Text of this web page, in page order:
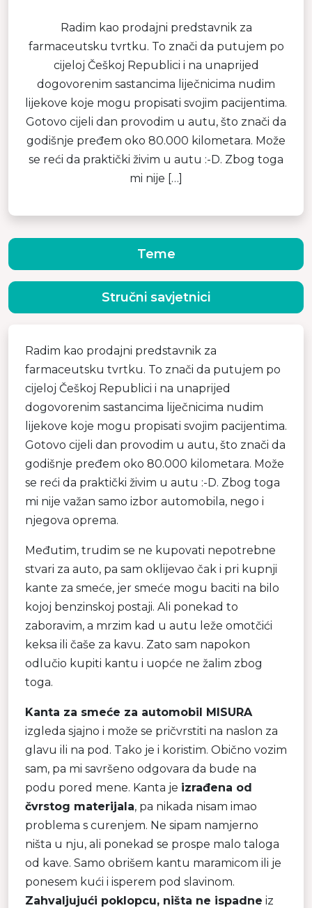
Radim kao prodajni predstavnik za
farmaceutsku tvrtku. To znači da putujem po
cijeloj Češkoj Republici i na unaprijed
dogovorenim sastancima liječnicima nudim
lijekove koje mogu propisati svojim pacijentima.
Gotovo cijeli dan provodim u autu, što znači da
godišnje pređem oko 80.000 kilometara. Može
se reći da praktički živim u autu :-D. Zbog toga
mi nije […]
Radim kao prodajni predstavnik za
farmaceutsku tvrtku. To znači da putujem po
cijeloj Češkoj Republici i na unaprijed
dogovorenim sastancima liječnicima nudim
lijekove koje mogu propisati svojim pacijentima.
Gotovo cijeli dan provodim u autu, što znači da
godišnje pređem oko 80.000 kilometara. Može
se reći da praktički živim u autu :-D. Zbog toga
mi nije važan samo izbor automobila, nego i
njegova oprema.
Međutim, trudim se ne kupovati nepotrebne
stvari za auto, pa sam oklijevao čak i pri kupnji
kante za smeće, jer smeće mogu baciti na bilo
kojoj benzinskoj postaji. Ali ponekad to
zaboravim, a mrzim kad u autu leže omotčići
keksa ili čaše za kavu. Zato sam napokon
odlučio kupiti kantu i uopće ne žalim zbog
toga.
Kanta za smeće za automobil MISURA
izgleda sjajno i može se pričvrstiti na naslon za
glavu ili na pod. Tako je i koristim. Obično vozim
sam, pa mi savršeno odgovara da bude na
podu pored mene. Kanta je izrađena od
čvrstog materijala, pa nikada nisam imao
problema s curenjem. Ne sipam namjerno
ništa u nju, ali ponekad se prospe malo taloga
od kave. Samo obrišem kantu maramicom ili je
ponesem kući i isperem pod slavinom.
Zahvaljujući poklopcu, ništa ne ispadne iz
Teme
Stručni savjetnici